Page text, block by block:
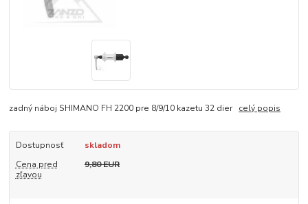
zadný náboj SHIMANO FH 2200 pre 8/9/10 kazetu 32 dier celý popis
Dostupnosť
skladom
Cena pred
zľavou
9,80 EUR